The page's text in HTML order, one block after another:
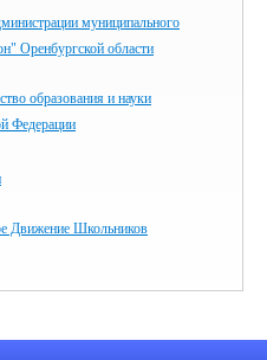
муниципального
Оренбургской области
образования и науки
Федерации
Движение Школьников